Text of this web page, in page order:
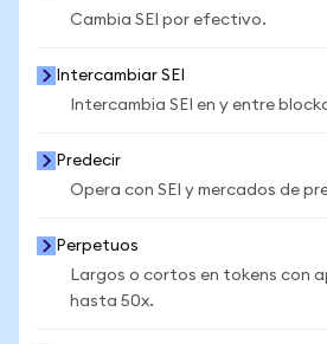
Cambia SEI por efectivo.
Intercambiar SEI
Intercambia SEI en y entre
Predecir
Opera con SEI y mercados de
Perpetuos
Largos o cortos en tokens con
hasta 50x.